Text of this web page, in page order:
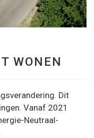
WONEN
Dit
Vanaf 2021
Neutraal-